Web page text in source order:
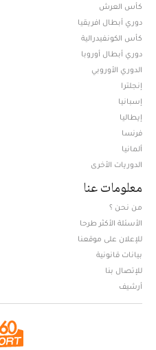
كأس العرش
دوري أبطال افريقيا
كأس الكونفيدرالية
دوري أبطال أوروبا
الدوري الأوروبي
إنجلترا
إسبانيا
إيطاليا
فرنسا
ألمانيا
الدوريات الأخرى
معلومات عنا
من نحن ؟
الأسئلة الأكثر طرحا
للإعلان على موقعنا
بيانات قانونية
للإتصال بنا
أرشيف